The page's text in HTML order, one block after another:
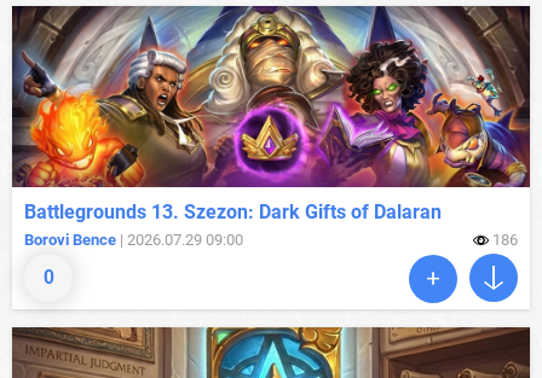
0
Battlegrounds 13. Szezon: Dark Gifts of Dalaran
Borovi Bence | 2026.07.29 09:00 186